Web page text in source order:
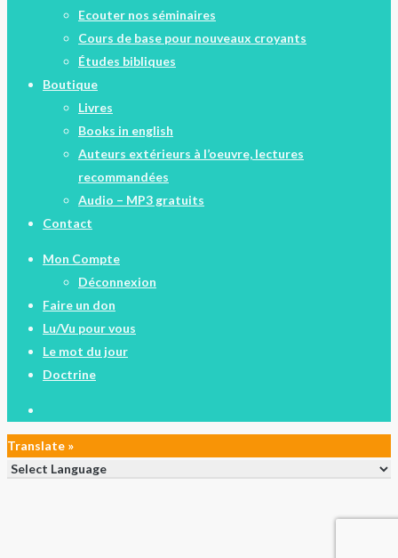
Ecouter nos séminaires
Cours de base pour nouveaux croyants
Études bibliques
Boutique
Livres
Books in english
Auteurs extérieurs à l’oeuvre, lectures
recommandées
Audio – MP3 gratuits
Contact
Mon Compte
Déconnexion
Faire un don
Lu/Vu pour vous
Le mot du jour
Doctrine
Translate »